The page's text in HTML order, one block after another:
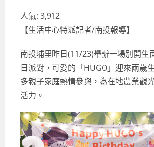
人氣: 3,912
【生活中心特派記者/南投報導】
南投埔里昨日(11/23)舉辦一場別開生
日派對，可愛的「HUGO」迎來兩歲
多親子家庭熱情參與，為在地農業觀
活力。